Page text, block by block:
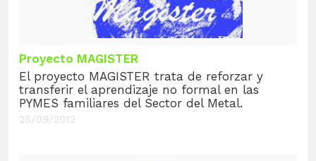
Proyecto MAGISTER
El proyecto MAGISTER trata de reforzar y
transferir el aprendizaje no formal en las
PYMES familiares del Sector del Metal.
25/09/2012